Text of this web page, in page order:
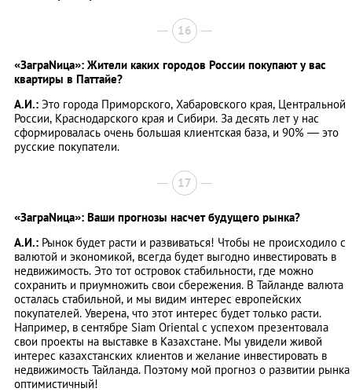
16
«ЗаграNица»: Жители каких городов России покупают у вас
квартиры в Паттайе?
А.И.: Это города Приморского, Хабаровского края, Центральной
России, Краснодарского края и Сибири. За десять лет у нас
сформировалась очень большая клиентская база, и 90% — это
русские покупатели.
17
«ЗаграNица»: Ваши прогнозы насчет будущего рынка?
А.И.: Рынок будет расти и развиваться! Чтобы не происходило с
валютой и экономикой, всегда будет выгодно инвестировать в
недвижимость. Это тот островок стабильности, где можно
сохранить и приумножить свои сбережения. В Тайланде валюта
осталась стабильной, и мы видим интерес европейских
покупателей. Уверена, что этот интерес будет только расти.
Например, в сентябре Siam Oriental с успехом презентовала
свои проекты на выставке в Казахстане. Мы увидели живой
интерес казахстанских клиентов и желание инвестировать в
недвижимость Тайланда. Поэтому мой прогноз о развитии рынка
оптимистичный!